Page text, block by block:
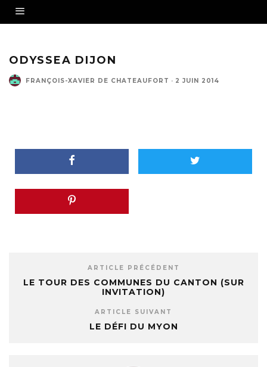
ODYSSEA DIJON
FRANÇOIS-XAVIER DE CHATEAUFORT · 2 JUIN 2014
ARTICLE PRÉCÉDENT
LE TOUR DES COMMUNES DU CANTON (SUR
INVITATION)
ARTICLE SUIVANT
LE DÉFI DU MYON